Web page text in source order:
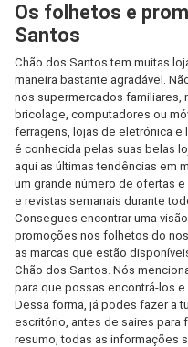
Os folhetos e
Santos
Chão dos Santos tem muitas
maneira bastante agradável.
nos supermercados familiares,
bricolage, computadores ou
ferragens, lojas de eletrónica e
é conhecida pelas suas belas
aqui as últimas tendências em
um grande número de ofertas
e revistas semanais durante
Consegues encontrar uma
promoções nos folhetos do
as marcas que estão
Chão dos Santos. Nós
para que possas encontrá-los
Dessa forma, já podes fazer a
escritório, antes de saires para
resumo, todas as informações